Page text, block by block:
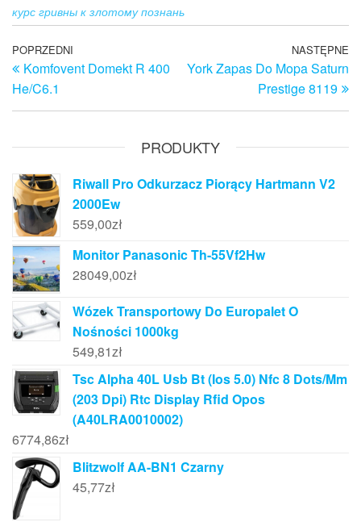
курс гривны к злотому познань
Nawigacja
wpisu
Poprzedni
wpis
POPRZEDNI
Komfovent Domekt R 400
He/C6.1
NASTĘPNE
York Zapas Do Mopa Saturn
Prestige 8119
PRODUKTY
Riwall Pro Odkurzacz Piorący Hartmann V2
2000Ew
559,00zł
Monitor Panasonic Th-55Vf2Hw
28049,00zł
Wózek Transportowy Do Europalet O
Nośności 1000kg
549,81zł
Tsc Alpha 40L Usb Bt (Ios 5.0) Nfc 8 Dots/Mm
(203 Dpi) Rtc Display Rfid Opos
(A40LRA0010002)
6774,86zł
Blitzwolf AA-BN1 Czarny
45,77zł